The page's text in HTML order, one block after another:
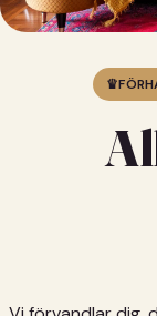
♛